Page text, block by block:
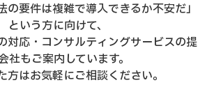
の要件は複雑で導入できるか不安だ」
という方に向けて、
対応・コンサルティングサービスの提
社もご案内しています。
方はお気軽にご相談ください。